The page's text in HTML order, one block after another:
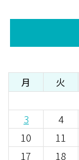
月 火
3
4
10
11
17
18